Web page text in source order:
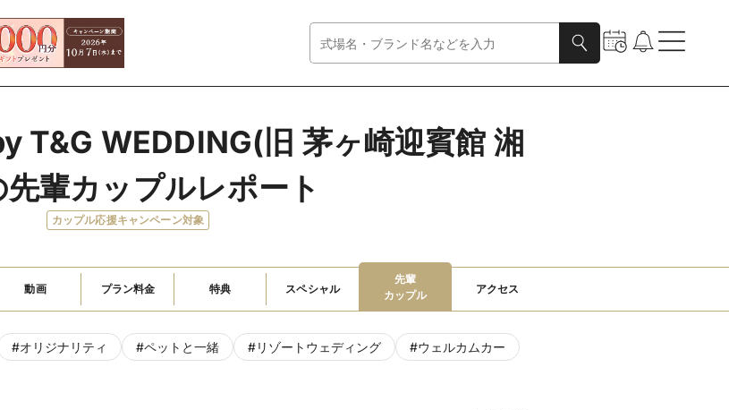
T&G WEDDING(旧 茅ヶ崎迎賓館 湘
輩カップルレポート
カップル応援キャンペーン対象
動画 プラン料金 特典 スペシャル
先輩
カップル
アクセス
#オリジナリティ #ペットと一緒 #リゾートウェディング #ウェルカムカー